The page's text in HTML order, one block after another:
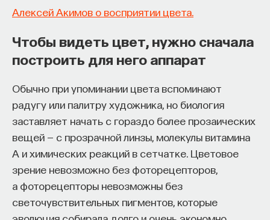
Алексей Акимов о восприятии цвета.
Чтобы видеть цвет, нужно сначала
построить для него аппарат
Обычно при упоминании цвета вспоминают
радугу или палитру художника, но биология
заставляет начать с гораздо более прозаических
вещей — с прозрачной линзы, молекулы витамина
А и химических реакций в сетчатке. Цветовое
зрение невозможно без фоторецепторов,
а фоторецепторы невозможны без
светочувствительных пигментов, которые
отдельной идеологией. В зависимости от того,
у него будут совершенно разные ответы
на вопрос о целях образования».
Университет должен строить
будущее
«Есть представление о том, что университеты
готовят элиту, и отсюда возникает образ сложно
мыслящего, сложно устроенного человека.
Но здесь возникает и другой, гораздо более
трудный вопрос: кто вообще формирует
целеполагание университета и кто задает тот